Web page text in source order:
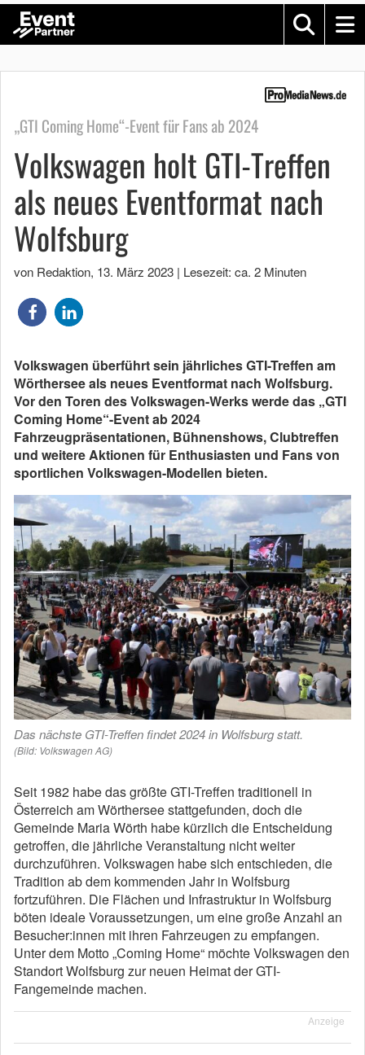
„GTI Coming Home“-Event für Fans ab 2024
Volkswagen holt GTI-Treffen
als neues Eventformat nach
Wolfsburg
von Redaktion, 13. März 2023 | Lesezeit: ca. 2 Minuten
Volkswagen überführt sein jährliches GTI-Treffen am
Wörthersee als neues Eventformat nach Wolfsburg.
Vor den Toren des Volkswagen-Werks werde das „GTI
Coming Home“-Event ab 2024
Fahrzeugpräsentationen, Bühnenshows, Clubtreffen
und weitere Aktionen für Enthusiasten und Fans von
sportlichen Volkswagen-Modellen bieten.
Das nächste GTI-Treffen findet 2024 in Wolfsburg statt.
(Bild: Volkswagen AG)
Seit 1982 habe das größte GTI-Treffen traditionell in
Österreich am Wörthersee stattgefunden, doch die
Gemeinde Maria Wörth habe kürzlich die Entscheidung
getroffen, die jährliche Veranstaltung nicht weiter
durchzuführen. Volkswagen habe sich entschieden, die
Tradition ab dem kommenden Jahr in Wolfsburg
fortzuführen. Die Flächen und Infrastruktur in Wolfsburg
böten ideale Voraussetzungen, um eine große Anzahl an
Besucher:innen mit ihren Fahrzeugen zu empfangen.
Unter dem Motto „Coming Home“ möchte Volkswagen den
Standort Wolfsburg zur neuen Heimat der GTI-
Fangemeinde machen.
Anzeige